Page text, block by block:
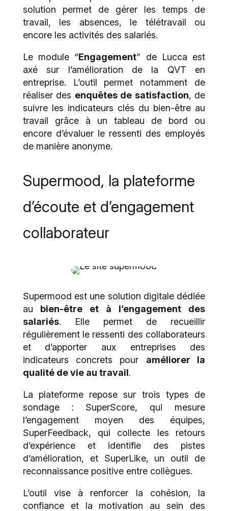
solution permet de gérer les temps de
travail, les absences, le télétravail ou
encore les activités des salariés.
Le module “Engagement” de Lucca est
axé sur l’amélioration de la QVT en
entreprise. L’outil permet notamment de
réaliser des enquêtes de satisfaction, de
suivre les indicateurs clés du bien-être au
travail grâce à un tableau de bord ou
encore d’évaluer le ressenti des employés
de manière anonyme.
Supermood, la plateforme
d’écoute et d’engagement
collaborateur
Supermood est une solution digitale dédiée
au
bien-être et à l’engagement des
salariés. Elle permet de recueillir
régulièrement le ressenti des collaborateurs
et d’apporter aux entreprises des
indicateurs concrets pour
améliorer la
qualité de vie au travail.
La plateforme repose sur trois types de
sondage : SuperScore, qui mesure
l’engagement moyen des équipes,
SuperFeedback, qui collecte les retours
d’expérience et identifie des pistes
d’amélioration, et SuperLike, un outil de
reconnaissance positive entre collègues.
L’outil vise à renforcer la cohésion, la
confiance et la motivation au sein des